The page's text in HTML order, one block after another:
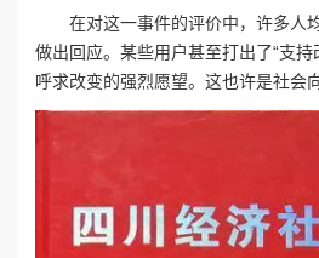
在对这一事件的评价中，许多人
做出回应。某些用户甚至打出了“支
呼求改变的强烈愿望。这也许是社会